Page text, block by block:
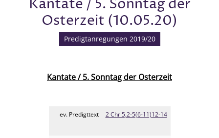
Kantate / 5. Sonntag der
Osterzeit (10.05.20)
Predigtanregungen 2019/20
Kantate / 5. Sonntag der Osterzeit
ev. Predigttext 2 Chr 5,2-5(6-11)12-14